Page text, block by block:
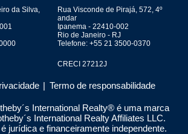
da Silva,
Rua Visconde de Pirajá, 572, 4º
andar
Ipanema - 22410-002
Rio de Janeiro - RJ
Telefone: +55 21 3500-0370
CRECI 27212J
| Termo de responsabilidade
International Realty® é uma marca
International Realty Affiliates LLC.
jurídica e financeiramente independente.